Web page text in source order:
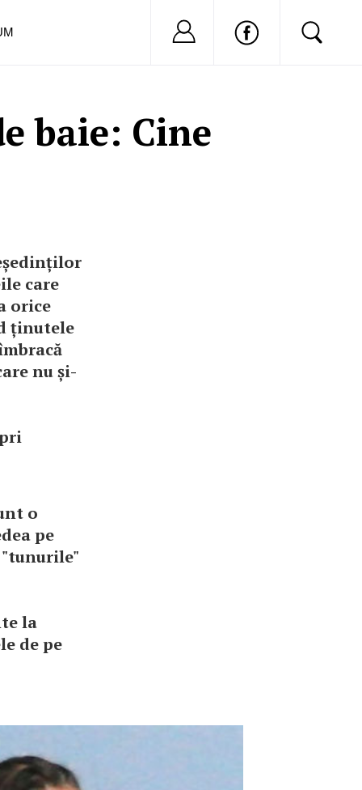
baie: Cine
care
orice
ținutele
nu și-
o
pe
la
de pe
Nu ai cont?